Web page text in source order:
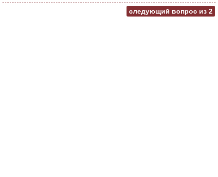
следующий вопрос из 2